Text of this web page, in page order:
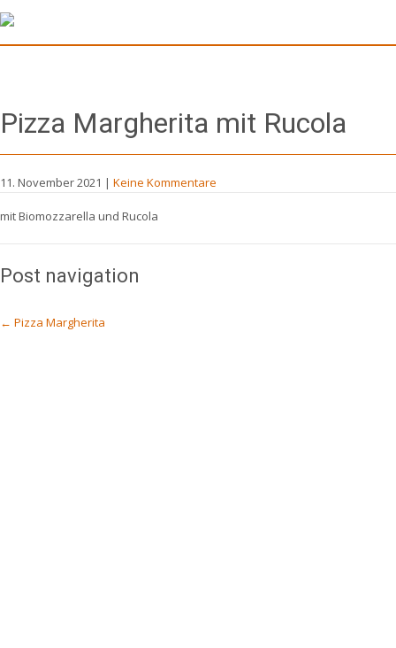
Pizza Margherita mit Rucola
11. November 2021 | Keine Kommentare
mit Biomozzarella und Rucola
Post navigation
← Pizza Margherita